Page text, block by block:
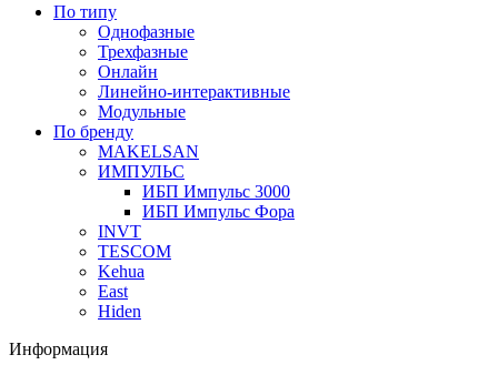
По типу
Однофазные
Трехфазные
Онлайн
Линейно-интерактивные
Модульные
По бренду
MAKELSAN
ИМПУЛЬС
ИБП Импульс 3000
ИБП Импульс Фора
INVT
TESCOM
Kehua
East
Hiden
Информация